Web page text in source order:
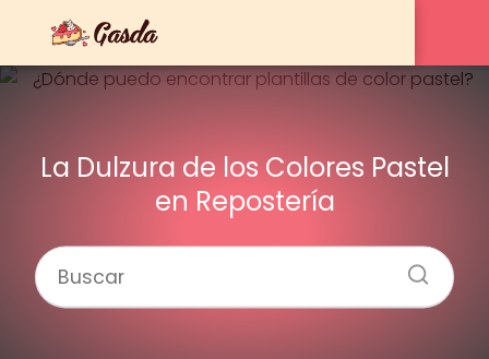
La Dulzura de los Colores Pastel
en Repostería